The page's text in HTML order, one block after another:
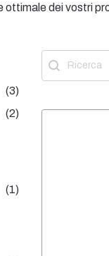
ottimale dei vostri
(3)
(2)
(1)
Ricerca
Contenuto